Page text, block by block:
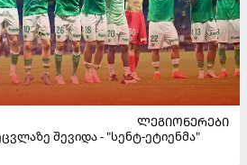
ᲚᲔᲒᲘᲝᲜᲔᲠᲔᲑᲘ
შევიდა - "სენტ-ეტიენმა"